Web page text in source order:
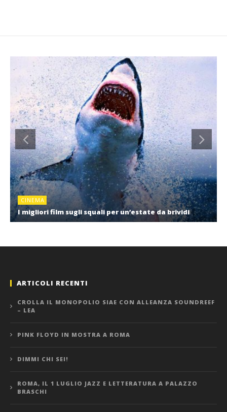
CINEMA
I migliori film sugli squali per un’estate da brividi
ARTICOLI RECENTI
CROLLA IL MONOPOLIO SIAE CON ALLEANZA SOUNDREEF
– LEA
PINK FLOYD IN MOSTRA A ROMA
DIMMI CHI SEI!
ROMA, IL 1 LUGLIO JAZZ E LETTERATURA A PALAZZO
BRASCHI